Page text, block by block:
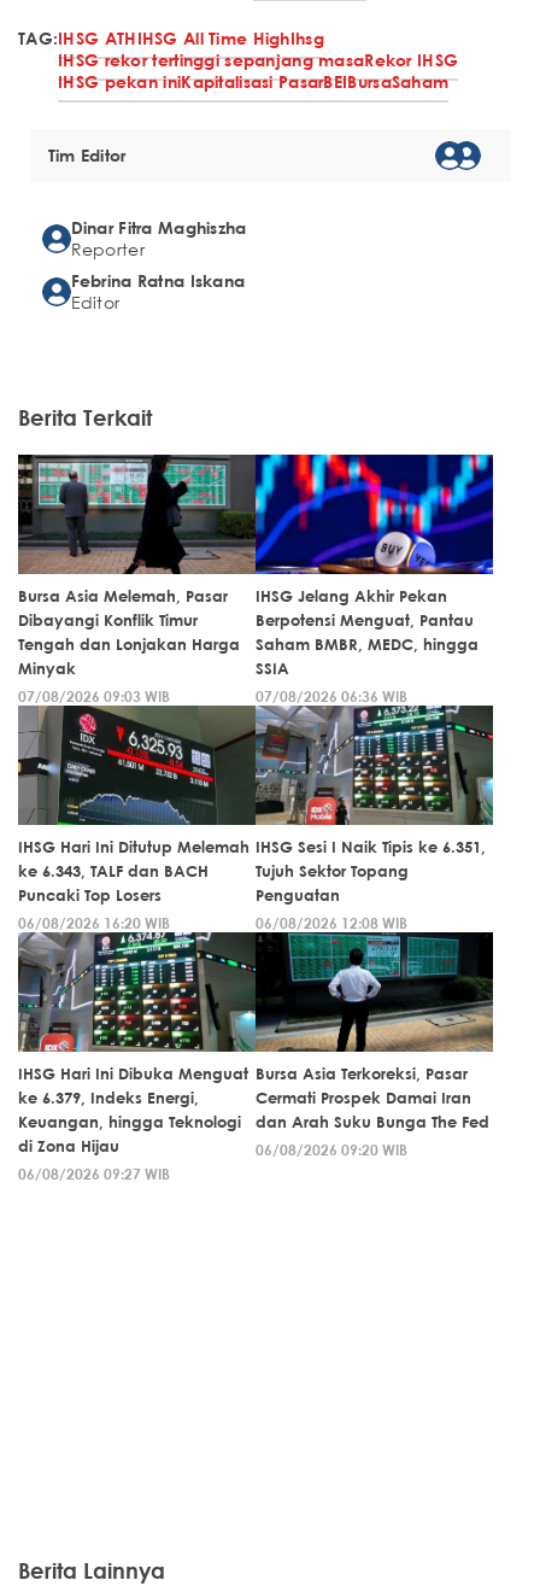
TAG:IHSG ATHIHSG All Time HighIhsg
IHSG rekor tertinggi sepanjang masaRekor IHSG
IHSG pekan iniKapitalisasi PasarBEIBursaSaham
Tim Editor
Dinar Fitra Maghiszha
Reporter
Febrina Ratna Iskana
Editor
Berita Terkait
Bursa Asia Melemah, Pasar
Dibayangi Konflik Timur
Tengah dan Lonjakan Harga
Minyak
07/08/2026 09:03 WIB
IHSG Jelang Akhir Pekan
Berpotensi Menguat, Pantau
Saham BMBR, MEDC, hingga
SSIA
07/08/2026 06:36 WIB
IHSG Hari Ini Ditutup Melemah
ke 6.343, TALF dan BACH
Puncaki Top Losers
06/08/2026 16:20 WIB
IHSG Sesi I Naik Tipis ke 6.351,
Tujuh Sektor Topang
Penguatan
06/08/2026 12:08 WIB
IHSG Hari Ini Dibuka Menguat
ke 6.379, Indeks Energi,
Keuangan, hingga Teknologi
di Zona Hijau
06/08/2026 09:27 WIB
Bursa Asia Terkoreksi, Pasar
Cermati Prospek Damai Iran
dan Arah Suku Bunga The Fed
06/08/2026 09:20 WIB
Berita Lainnya